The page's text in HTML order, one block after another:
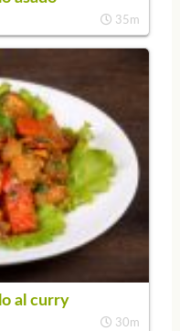
35m
al curry
30m